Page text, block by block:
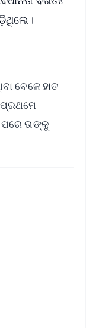
ବେଳେ ହାତ
ପ୍ରଥମେ
ତାଙ୍କୁ